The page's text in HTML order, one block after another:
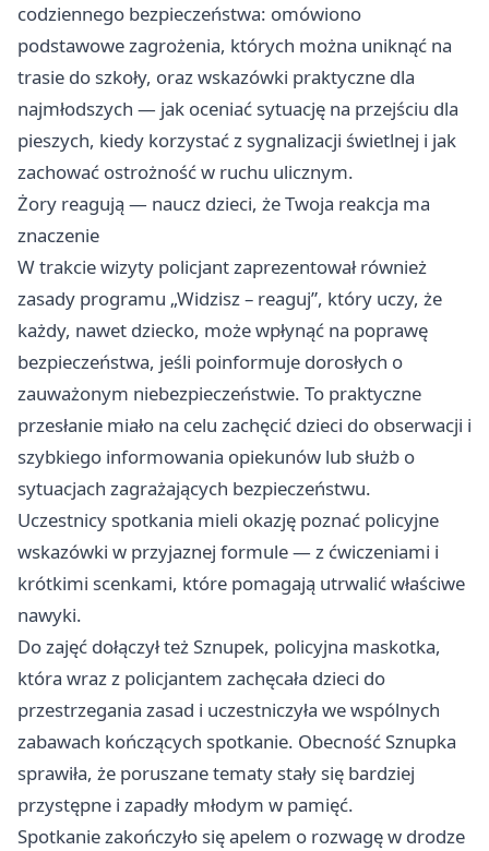
codziennego bezpieczeństwa: omówiono
podstawowe zagrożenia, których można uniknąć na
trasie do szkoły, oraz wskazówki praktyczne dla
najmłodszych — jak oceniać sytuację na przejściu dla
pieszych, kiedy korzystać z sygnalizacji świetlnej i jak
zachować ostrożność w ruchu ulicznym.
Żory reagują — naucz dzieci, że Twoja reakcja ma
znaczenie
W trakcie wizyty policjant zaprezentował również
zasady programu „Widzisz – reaguj”, który uczy, że
każdy, nawet dziecko, może wpłynąć na poprawę
bezpieczeństwa, jeśli poinformuje dorosłych o
zauważonym niebezpieczeństwie. To praktyczne
przesłanie miało na celu zachęcić dzieci do obserwacji i
szybkiego informowania opiekunów lub służb o
sytuacjach zagrażających bezpieczeństwu.
Uczestnicy spotkania mieli okazję poznać policyjne
wskazówki w przyjaznej formule — z ćwiczeniami i
krótkimi scenkami, które pomagają utrwalić właściwe
nawyki.
Do zajęć dołączył też Sznupek, policyjna maskotka,
która wraz z policjantem zachęcała dzieci do
przestrzegania zasad i uczestniczyła we wspólnych
zabawach kończących spotkanie. Obecność Sznupka
sprawiła, że poruszane tematy stały się bardziej
przystępne i zapadły młodym w pamięć.
Spotkanie zakończyło się apelem o rozwagę w drodze